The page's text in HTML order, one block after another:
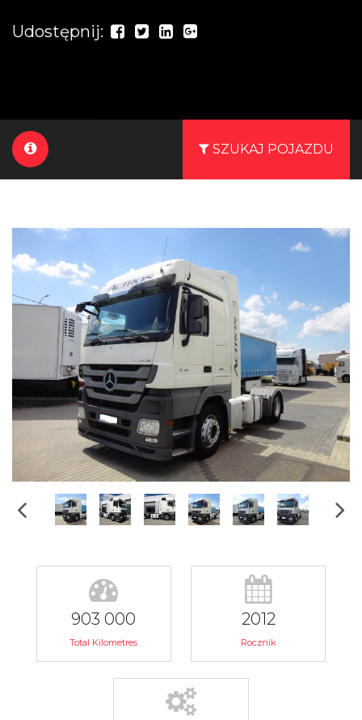
Udostępnij:
SZUKAJ POJAZDU
903 000
Total Kilometres
2012
Rocznik